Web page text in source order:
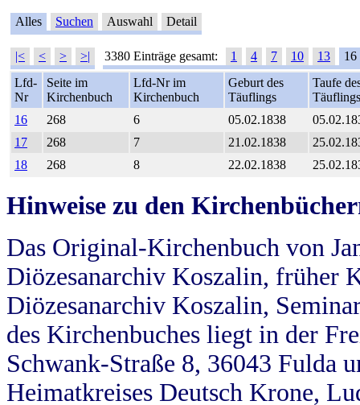
Alles Suchen Auswahl Detail
|< < > >| 3380 Einträge gesamt: 1 4 7 10 13
16
Lfd-
Nr
Seite im
Kirchenbuch
Lfd-Nr im
Kirchenbuch
Geburt des
Täuflings
Taufe
Täuflings
16
268 6 05.02.1838
17
268 7 21.02.1838
18
268 8 22.02.1838
Hinweise zu den
Das Original-Kirchenbuch von
Diözesanarchiv Koszalin, früher
Diözesanarchiv Koszalin,
des Kirchenbuches liegt in der
Schwank-Straße 8, 36043 Fulda
Heimatkreises Deutsch Krone,